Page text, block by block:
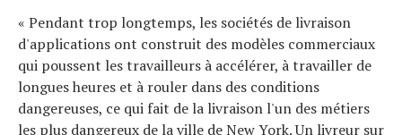
« Pendant trop longtemps, les sociétés de livraison
d'applications ont construit des modèles commerciaux
qui poussent les travailleurs à accélérer, à travailler de
longues heures et à rouler dans des conditions
dangereuses, ce qui fait de la livraison l'un des métiers
les plus dangereux de la ville de New York. Un livreur sur